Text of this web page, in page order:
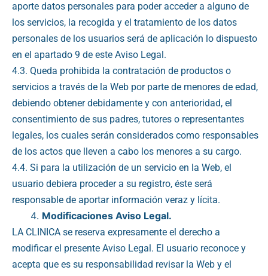
aporte datos personales para poder acceder a alguno de
los servicios, la recogida y el tratamiento de los datos
personales de los usuarios será de aplicación lo dispuesto
en el apartado 9 de este Aviso Legal.
4.3. Queda prohibida la contratación de productos o
servicios a través de la Web por parte de menores de edad,
debiendo obtener debidamente y con anterioridad, el
consentimiento de sus padres, tutores o representantes
legales, los cuales serán considerados como responsables
de los actos que lleven a cabo los menores a su cargo.
4.4. Si para la utilización de un servicio en la Web, el
usuario debiera proceder a su registro, éste será
responsable de aportar información veraz y lícita.
Modificaciones Aviso Legal.
LA CLINICA se reserva expresamente el derecho a
modificar el presente Aviso Legal. El usuario reconoce y
acepta que es su responsabilidad revisar la Web y el